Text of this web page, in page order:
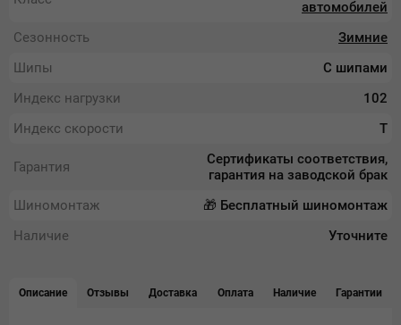
автомобилей
Сезонность
Зимние
Шипы
С шипами
Индекс нагрузки
102
Индекс скорости
T
Гарантия
Сертификаты соответствия,
гарантия на заводской брак
Шиномонтаж
🎁 Бесплатный шиномонтаж
Наличие
Уточните
Описание Отзывы Доставка Оплата Наличие Гарантии